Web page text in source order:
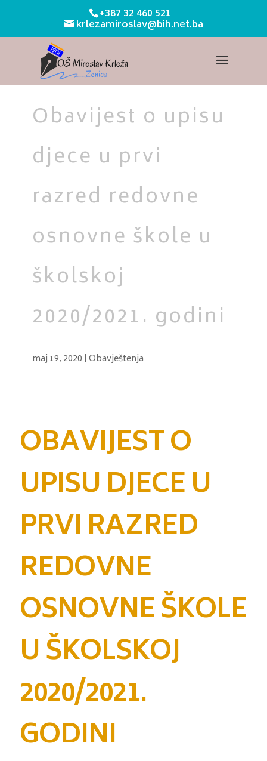
+387 32 460 521
krlezamiroslav@bih.net.ba
Obavijest o upisu
djece u prvi
razred redovne
osnovne škole u
školskoj
2020/2021. godini
maj 19, 2020 |Obavještenja
OBAVIJEST O
UPISU DJECE U
PRVI RAZRED
REDOVNE
OSNOVNE ŠKOLE
U ŠKOLSKOJ
2020/2021.
GODINI